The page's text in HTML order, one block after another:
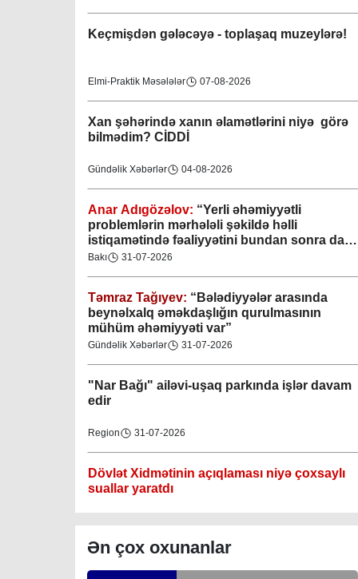
Keçmişdən gələcəyə - toplaşaq muzeylərə!
Elmi-Praktik Məsələlər 07-08-2026
Xan şəhərində xanın əlamətlərini niyə görə
bilmədim? CİDDİ
Gündəlik Xəbərlər 04-08-2026
Anar Adıgözəlov: “Yerli əhəmiyyətli
problemlərin mərhələli şəkildə həlli
istiqamətində fəaliyyətini bundan sonra da
davam etdirəcəkdir
Bakı 31-07-2026
Təmraz Tağıyev: “Bələdiyyələr arasında
beynəlxalq əməkdaşlığın qurulmasının
mühüm əhəmiyyəti var”
Gündəlik Xəbərlər 31-07-2026
"Nar Bağı" ailəvi-uşaq parkında işlər davam
edir
Region 31-07-2026
Dövlət Xidmətinin açıqlaması niyə çoxsaylı
suallar yaratdı
Məhkəmə prosesi ilə bağlı yerində baxış
keçirilib
Ən çox oxunanlar
Gəncə şəhəri Nizami bələdiyyəsi
08-04-2023
M.Ə.Rəsuzladə bələdiyyəsi
07-04-2023
Xətai bələdiyyəsi
Mingəçevir bələdiyyəsi
Nəsimi bələdiyyəsi